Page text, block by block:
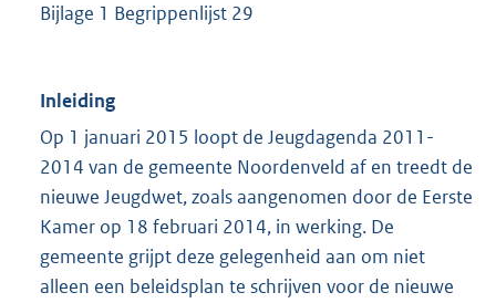
Bijlage 1 Begrippenlijst 29
Inleiding
Op 1 januari 2015 loopt de Jeugdagenda 2011-
2014 van de gemeente Noordenveld af en treedt de
nieuwe Jeugdwet, zoals aangenomen door de Eerste
Kamer op 18 februari 2014, in werking. De
gemeente grijpt deze gelegenheid aan om niet
alleen een beleidsplan te schrijven voor de nieuwe